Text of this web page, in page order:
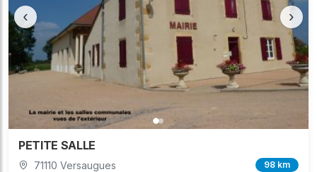
‹ ›
PETITE SALLE
71110 Versaugues 98 km